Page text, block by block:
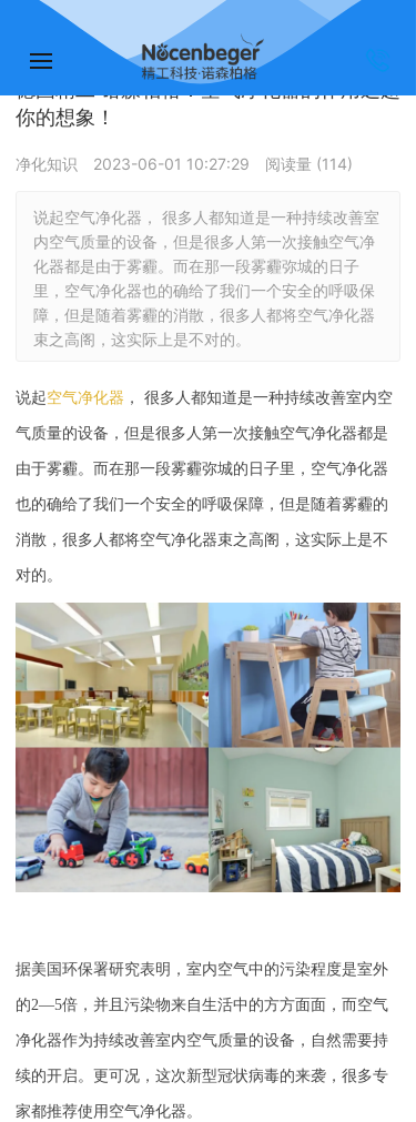
您的位置：首页 >>净化知识
德国精工·诺森柏格：空气净化器的作用远超
你的想象！
净化知识 2023-06-01 10:27:29 阅读量 (114)
说起空气净化器， 很多人都知道是一种持续改善室
内空气质量的设备，但是很多人第一次接触空气净
化器都是由于雾霾。而在那一段雾霾弥城的日子
里，空气净化器也的确给了我们一个安全的呼吸保
障，但是随着雾霾的消散，很多人都将空气净化器
束之高阁，这实际上是不对的。
说起空气净化器 ， 很多人都知道是一种持续改善室内空
气质量的设备，但是很多人第一次接触空气净化器都是
由于雾霾。而在那一段雾霾弥城的日子里，空气净化器
也的确给了我们一个安全的呼吸保障，但是随着雾霾的
消散，很多人都将空气净化器束之高阁，这实际上是不
对的。
据美国环保署研究表明，室内空气中的污染程度是室外
的2—5倍，并且污染物来自生活中的方方面面，而空气
净化器作为持续改善室内空气质量的设备，自然需要持
续的开启。更可况，这次新型冠状病毒的来袭，很多专
家都推荐使用空气净化器。